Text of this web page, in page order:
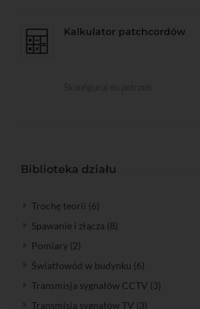
Kalkulator patchcordów
Biblioteka działu
Trochę teorii (6)
Spawanie i złącza (8)
Pomiary (2)
Światłowód w budynku (6)
Transmisja sygnałów CCTV (3)
Transmisja sygnałów TV (3)